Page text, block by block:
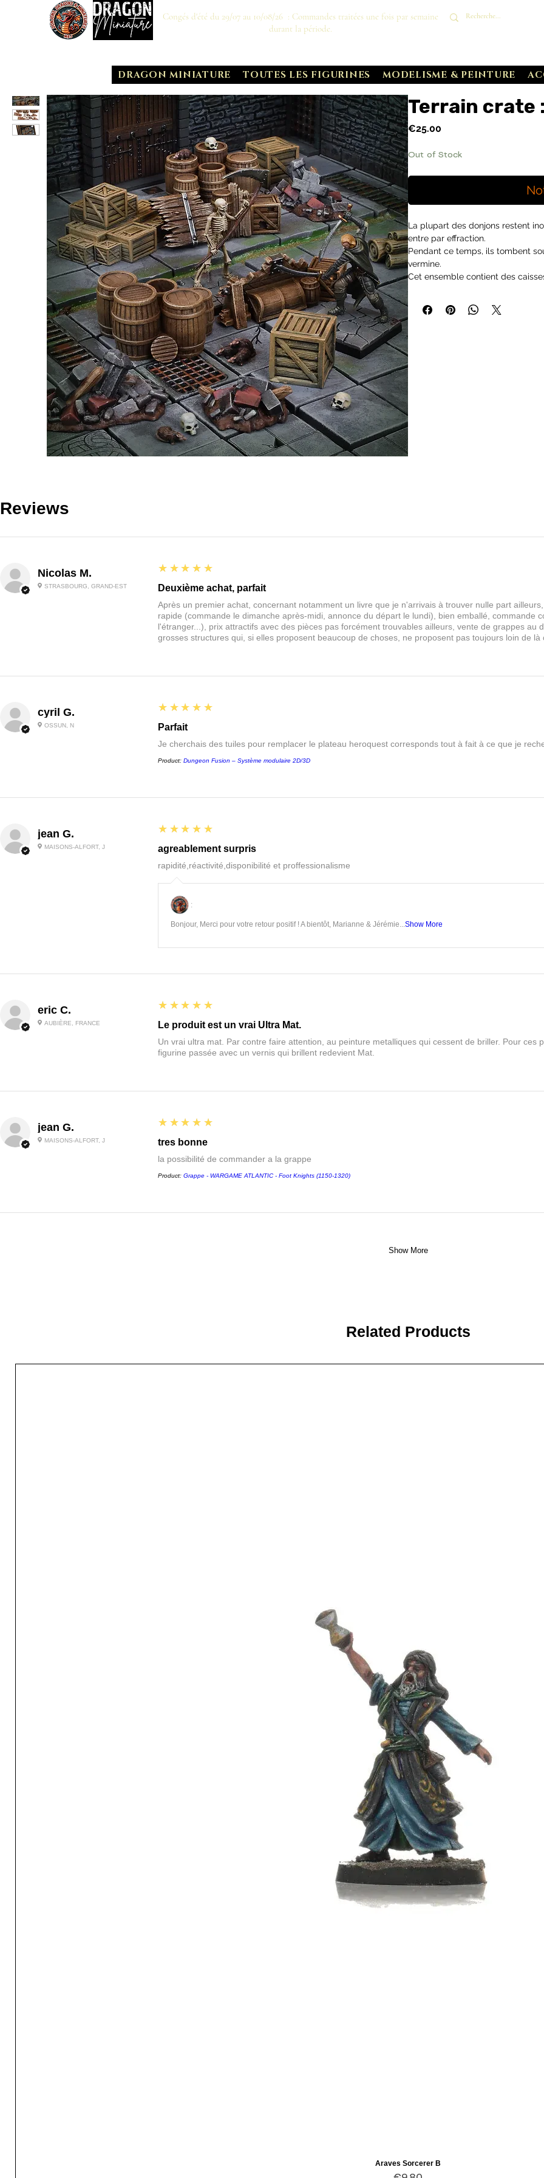
Congés d'été du 29/07 au 10/08/26 : Commandes traitées une fois par semaine
durant la période.
DRAGON MINIATURE TOUTES LES FIGURINES MODELISME & PEINTURE
Terrain crate
€25.00
Out of Stock
La plupart des donjons restent
entre par effraction.
Pendant ce temps, ils tombent
vermine.
Cet ensemble contient des
Ce pack contient 24 éléments
Reviews
Nicolas M.
STRASBOURG, GRAND-EST
5
★★★★★
Deuxième achat, parfait
Après un premier achat, concernant notamment un livre que je n'arrivais à trouver nulle part
rapide (commande le dimanche après-midi, annonce du départ le lundi), bien emballé, commande
l'étranger...), prix attractifs avec des pièces pas forcément trouvables ailleurs, vente de grappes
grosses structures qui, si elles proposent beaucoup de choses, ne proposent pas toujours loin de
cyril G.
OSSUN, N
5
★★★★★
Parfait
Je cherchais des tuiles pour remplacer le plateau heroquest corresponds tout à fait à ce que je
Product: Dungeon Fusion – Système modulaire 2D/3D
jean G.
MAISONS-ALFORT, J
5
★★★★★
agreablement surpris
rapidité,réactivité,disponibilité et proffessionalisme
:
Bonjour, Merci pour votre retour positif ! A bientôt, Marianne & Jérémie...Show More
eric C.
AUBIÈRE, FRANCE
5
★★★★★
Le produit est un vrai Ultra Mat.
Un vrai ultra mat. Par contre faire attention, au peinture metalliques qui cessent de briller. Pour
figurine passée avec un vernis qui brillent redevient Mat.
jean G.
MAISONS-ALFORT, J
5
★★★★★
tres bonne
la possibilité de commander a la grappe
Product: Grappe - WARGAME ATLANTIC - Foot Knights (1150-1320)
Show More
Related Products
Quick View
Araves Sorcerer B